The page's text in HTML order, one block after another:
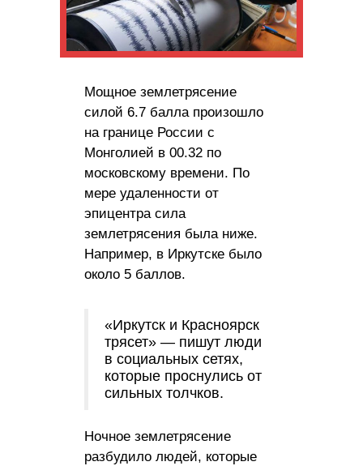
Мощное землетрясение
силой 6.7 балла произошло
на границе России с
Монголией в 00.32 по
московскому времени. По
мере удаленности от
эпицентра сила
землетрясения была ниже.
Например, в Иркутске было
около 5 баллов.
«Иркутск и Красноярск
трясет» — пишут люди
в социальных сетях,
которые проснулись от
сильных толчков.
Ночное землетрясение
разбудило людей, которые